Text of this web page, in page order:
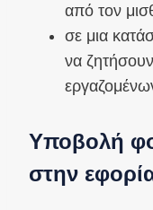
από τον
σε μια
να
Υποβολή
στην